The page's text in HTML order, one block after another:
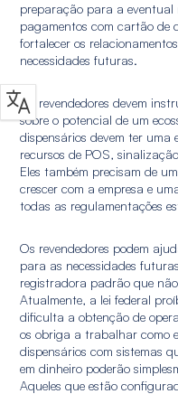
preparação para a eventual
pagamentos com cartão de
fortalecer os
necessidades futuras.
Os revendedores devem
sobre o potencial de um
dispensários devem ter
recursos de POS,
Eles também precisam de
crescer com a empresa e
todas as regulamentações
Os revendedores podem
para as necessidades
registradora padrão que
Atualmente, a lei federal
dificulta a obtenção de
os obriga a trabalhar como
dispensários com sistemas
em dinheiro poderão
Aqueles que estão